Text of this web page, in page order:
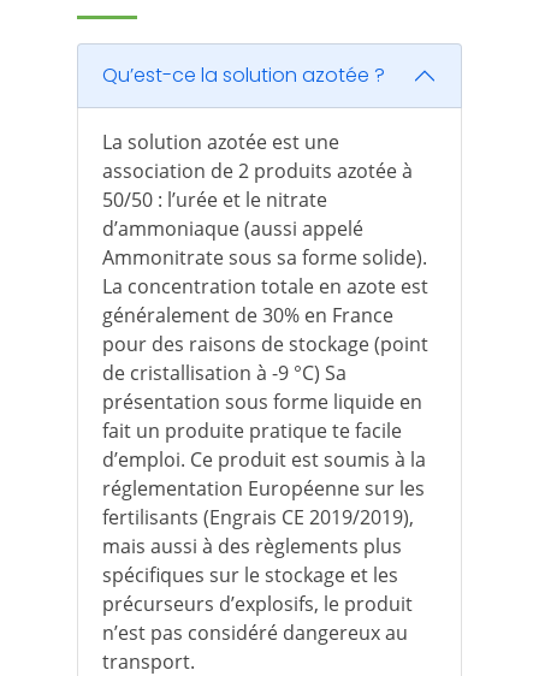
Qu’est-ce la solution azotée ?
La solution azotée est une
association de 2 produits azotée à
50/50 : l’urée et le nitrate
d’ammoniaque (aussi appelé
Ammonitrate sous sa forme solide).
La concentration totale en azote est
généralement de 30% en France
pour des raisons de stockage (point
de cristallisation à -9 °C) Sa
présentation sous forme liquide en
fait un produite pratique te facile
d’emploi. Ce produit est soumis à la
réglementation Européenne sur les
fertilisants (Engrais CE 2019/2019),
mais aussi à des règlements plus
spécifiques sur le stockage et les
précurseurs d’explosifs, le produit
n’est pas considéré dangereux au
transport.